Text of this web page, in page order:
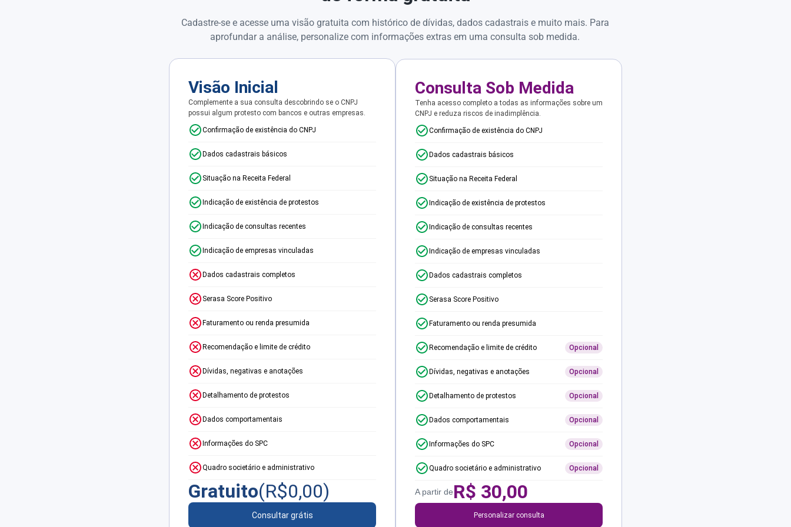
Cadastre-se e acesse uma visão gratuita com histórico de dívidas, dados cadastrais e muito mais. Para
aprofundar a análise, personalize com informações extras em uma consulta sob medida.
Visão Inicial
Complemente a sua consulta descobrindo se o CNPJ
possui algum protesto com bancos e outras empresas.
Confirmação de existência do CNPJ
Dados cadastrais básicos
Situação na Receita Federal
Indicação de existência de protestos
Indicação de consultas recentes
Indicação de empresas vinculadas
Dados cadastrais completos
Serasa Score Positivo
Faturamento ou renda presumida
Recomendação e limite de crédito
Dívidas, negativas e anotações
Detalhamento de protestos
Dados comportamentais
Informações do SPC
Quadro societário e administrativo
Gratuito(R$0,00)
Consultar grátis
Consulta Sob Medida
Tenha acesso completo a todas as informações sobre um
CNPJ e reduza riscos de inadimplência.
Confirmação de existência do CNPJ
Dados cadastrais básicos
Situação na Receita Federal
Indicação de existência de protestos
Indicação de consultas recentes
Indicação de empresas vinculadas
Dados cadastrais completos
Serasa Score Positivo
Faturamento ou renda presumida
Recomendação e limite de crédito Opcional
Dívidas, negativas e anotações Opcional
Detalhamento de protestos Opcional
Dados comportamentais Opcional
Informações do SPC Opcional
Quadro societário e administrativo Opcional
A partir deR$ 30,00
Personalizar consulta